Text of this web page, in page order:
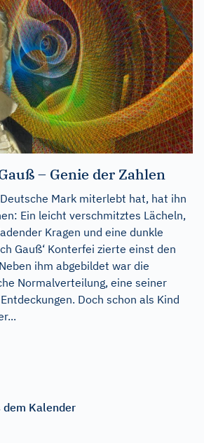
– Genie der Zahlen
Mark miterlebt hat, hat ihn
Ein leicht verschmitztes Lächeln,
Kragen und eine dunkle
Gauß‘ Konterfei zierte einst den
ihm abgebildet war die
Normalverteilung, eine seiner
Doch schon als Kind
Kalender